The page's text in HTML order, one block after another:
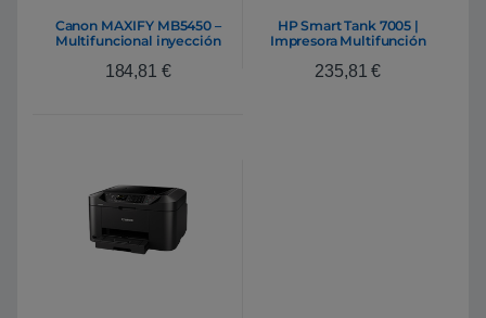
Canon MAXIFY MB5450 –
Multifuncional inyección
184,81 €
HP Smart Tank 7005 |
Impresora Multifunción
235,81€